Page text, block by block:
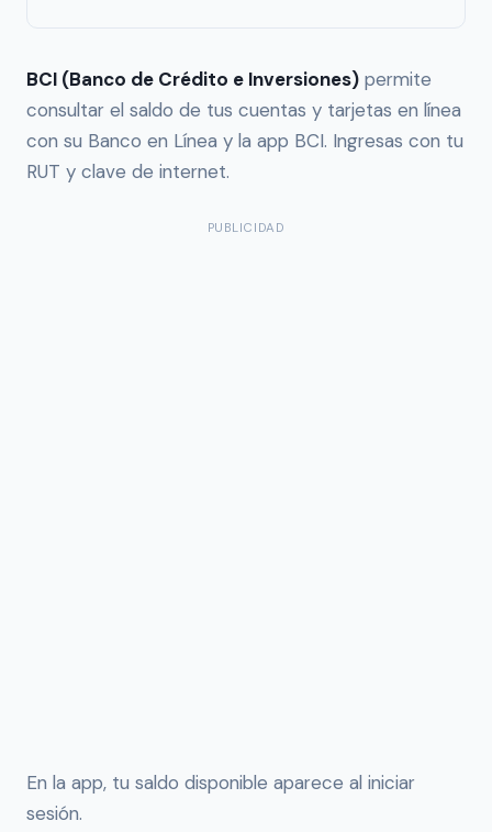
BCI (Banco de Crédito e Inversiones) permite
consultar el saldo de tus cuentas y tarjetas en línea
con su Banco en Línea y la app BCI. Ingresas con tu
RUT y clave de internet.
PUBLICIDAD
En la app, tu saldo disponible aparece al iniciar
sesión.